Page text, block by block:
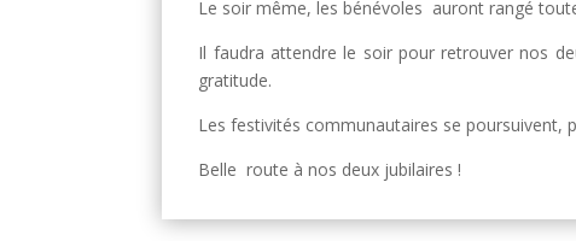
Le soir même, les bénévoles auront rangé
Il faudra attendre le soir pour retrouver nos
gratitude.
Les festivités communautaires se poursuivent,
Belle route à nos deux jubilaires !